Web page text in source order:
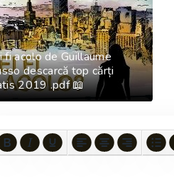
fi acolo de Guillaume
descarcă top cărți
2019 .pdf 📖